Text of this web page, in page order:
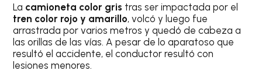
La camioneta color gris tras ser impactada por el
tren color rojo y amarillo, volcó y luego fue
arrastrada por varios metros y quedó de cabeza a
las orillas de las vías. A pesar de lo aparatoso que
resultó el accidente, el conductor resultó con
lesiones menores.